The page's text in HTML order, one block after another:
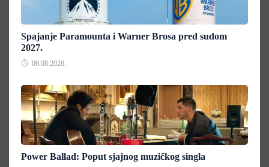
Spajanje Paramounta i Warner Brosa pred sudom
2027.
06.08.2026.
Power Ballad: Poput sjajnog muzičkog singla